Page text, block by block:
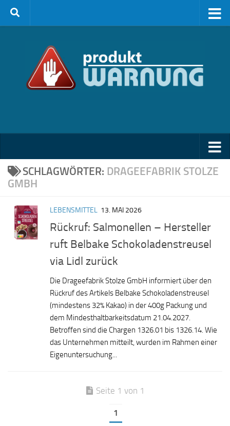
Zum Inhalt springen
SCHLAGWÖRTER: DRAGEEFABRIK STOLZE
GMBH
LEBENSMITTEL 13. MAI 2026
Rückruf: Salmonellen – Hersteller
ruft Belbake Schokoladenstreusel
via Lidl zurück
Die Drageefabrik Stolze GmbH informiert über den
Rückruf des Artikels Belbake Schokoladenstreusel
(mindestens 32% Kakao) in der 400g Packung und
dem Mindesthaltbarkeitsdatum 21.04.2027.
Betroffen sind die Chargen 1326.01 bis 1326.14. Wie
das Unternehmen mitteilt, wurden im Rahmen einer
Eigenuntersuchung...
Seite 1 von 1
1